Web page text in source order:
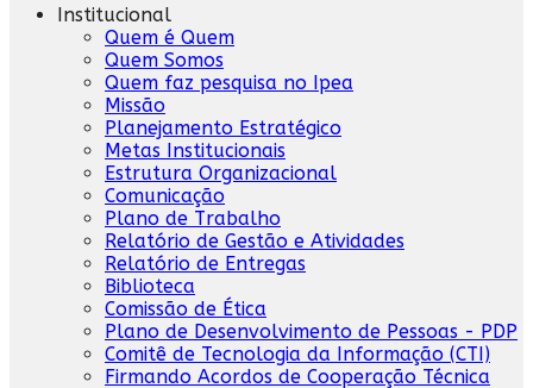
Institucional
Quem é Quem
Quem Somos
Quem faz pesquisa no Ipea
Missão
Planejamento Estratégico
Metas Institucionais
Estrutura Organizacional
Comunicação
Plano de Trabalho
Relatório de Gestão e Atividades
Relatório de Entregas
Biblioteca
Comissão de Ética
Plano de Desenvolvimento de Pessoas - PDP
Comitê de Tecnologia da Informação (CTI)
Firmando Acordos de Cooperação Técnica